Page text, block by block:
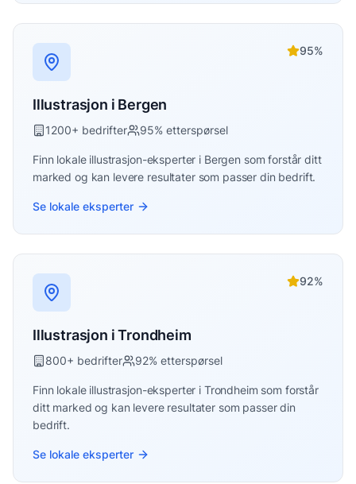
95%
Illustrasjon i Bergen
1200+ bedrifter 95% etterspørsel
Finn lokale illustrasjon-eksperter i Bergen som forstår ditt
marked og kan levere resultater som passer din bedrift.
Se lokale eksperter
92%
Illustrasjon iTrondheim
800+ bedrifter 92% etterspørsel
Finn lokale illustrasjon-eksperter i Trondheim som forstår
ditt marked og kan levere resultater som passer din
bedrift.
Se lokale eksperter